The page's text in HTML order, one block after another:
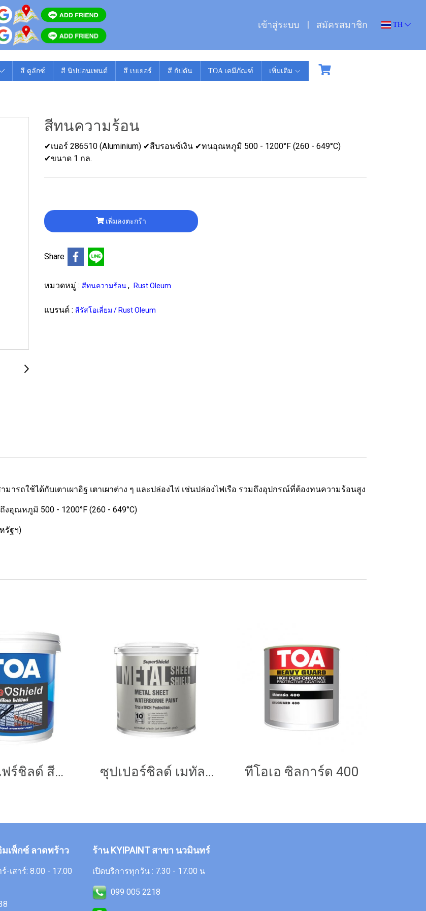
เข้าสู่ระบบ สมัครสมาชิก TH
สี ดูลักซ์ สี นิปปอนเพนต์ สี เบเยอร์ สี กัปตัน TOA เคมีภัณฑ์ เพิ่มเติม
สีทนความร้อน
✔เบอร์ 286510 (Aluminium) ✔สีบรอนซ์เงิน ✔ทนอุณหภูมิ 500 - 1200°F (260 - 649°C)
✔ขนาด 1 กล.
เพิ่มลงตะกร้า
Share
หมวดหมู่ : สีทนความร้อน, Rust Oleum
แบรนด์ : สีรัสโอเลี่ยม / Rust Oleum
รถใช้ได้กับเตาเผาอิฐ เตาเผาต่าง ๆ และปล่องไฟ เช่นปล่องไฟเรือ รวมถึงอุปกรณ์ที่ต้องทนความร้อนสูง
ณหภูมิ 500 - 1200°F (260 - 649°C)
รัฐฯ)
ทีโอเอ ไฟร์ชิลด์ สีกันไฟสูตรน้ำ ซุปเปอร์ชิลด์ เมทัลชีท ชิลด์ สูตรน้ำ ทีโอเอ ซิลการ์ด 400
มเพ็กซ์ ลาดพร้าว
-เสาร์: 8.00 - 17.00
ร้าน KYIPAINT สาขา นวมินทร์
เปิดบริการทุกวัน : 7.30 - 17.00 น
099 005 2218